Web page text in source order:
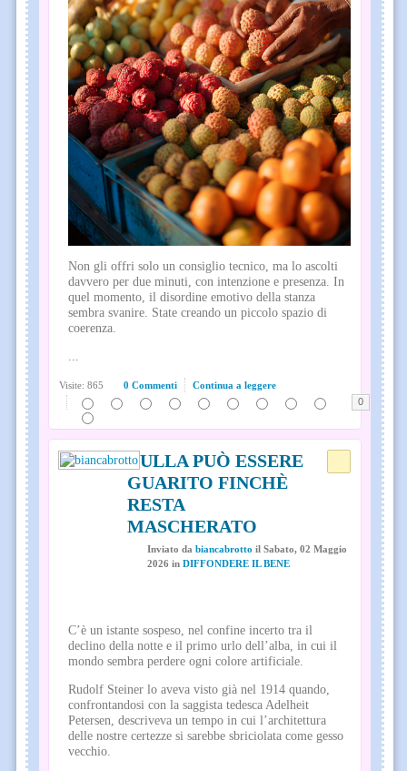
Non gli offri solo un consiglio tecnico, ma lo ascolti
davvero per due minuti, con intenzione e presenza. In
quel momento, il disordine emotivo della stanza
sembra svanire. State creando un piccolo spazio di
coerenza.
0 Commenti Continua a leggere
Visite: 865
0
NULLA PUÒ ESSERE
GUARITO FINCHÈ
RESTA
MASCHERATO
Inviato da biancabrotto il Sabato, 02 Maggio
2026 in DIFFONDERE IL BENE
C’è un istante sospeso, nel confine incerto tra il
declino della notte e il primo urlo dell’alba, in cui il
mondo sembra perdere ogni colore artificiale.
Rudolf Steiner lo aveva visto già nel 1914 quando,
confrontandosi con la saggista tedesca Adelheit
Petersen, descriveva un tempo in cui l’architettura
delle nostre certezze si sarebbe sbriciolata come gesso
vecchio.